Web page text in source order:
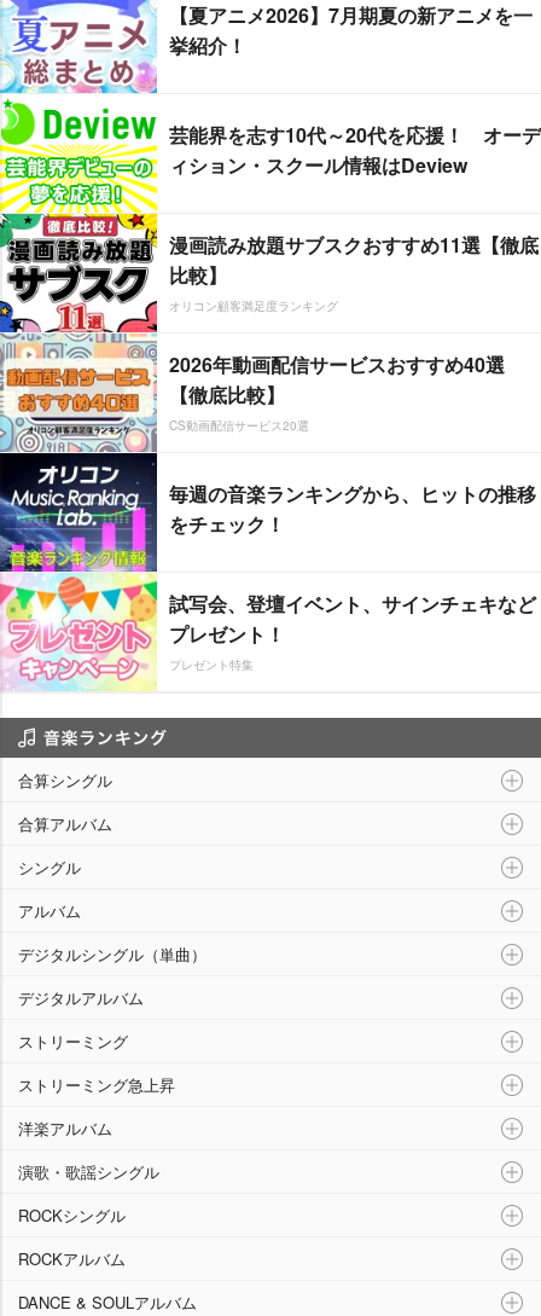
【夏アニメ2026】7月期夏の新アニメを一
挙紹介！
芸能界を志す10代～20代を応援！ オーデ
ィション・スクール情報はDeview
漫画読み放題サブスクおすすめ11選【徹底
比較】
オリコン顧客満足度ランキング
2026年動画配信サービスおすすめ40選
【徹底比較】
CS動画配信サービス20選
毎週の音楽ランキングから、ヒットの推移
をチェック！
試写会、登壇イベント、サインチェキなど
プレゼント！
プレゼント特集
合算シングル
合算アルバム
シングル
アルバム
デジタルシングル（単曲）
デジタルアルバム
ストリーミング
ストリーミング急上昇
洋楽アルバム
演歌・歌謡シングル
ROCKシングル
ROCKアルバム
DANCE & SOULアルバム